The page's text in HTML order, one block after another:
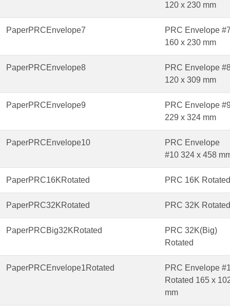
120 x 230 mm
PaperPRCEnvelope7
PRC Envelope
160 x 230 mm
PaperPRCEnvelope8
PRC Envelope
120 x 309 mm
PaperPRCEnvelope9
PRC Envelope
229 x 324 mm
PaperPRCEnvelope10
PRC Envelope
#10 324 x 458
PaperPRC16KRotated PRC 16K Rotated
PaperPRC32KRotated PRC 32K Rotated
PaperPRCBig32KRotated
PRC 32K(Big)
Rotated
PaperPRCEnvelope1Rotated
PRC Envelope
Rotated 165 x
mm